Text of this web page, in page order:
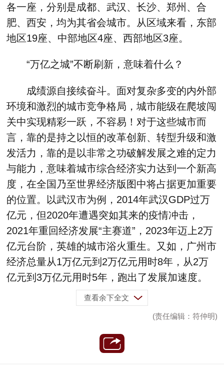
各一座，分别是成都、武汉、长沙、郑州、合
肥、西安，均为其省会城市。从区域来看，东部
地区19座、中部地区4座、西部地区3座。
“万亿之城”不断刷新，意味着什么？
成绩源自接续奋斗。面对复杂多变的内外部
环境和激烈的城市竞争格局，城市能级在爬坡闯
关中实现精彩一跃，不容易！对于这些城市而
言，靠的是持之以恒的改革创新、转型升级和激
发活力，靠的是以非常之功破解发展之难的定力
与能力，意味着城市综合经济实力达到一个新高
度，在全国乃至世界经济版图中将占据更加重要
的位置。以武汉市为例，2014年武汉GDP过万
亿元，但2020年遭遇突如其来的疫情冲击，
2021年重回经济发展“主赛道”，2023年迈上2万
亿元台阶，英雄的城市浴火重生。又如，广州市
经济总量从1万亿元到2万亿元用时8年，从2万
亿元到3万亿元用时5年，跑出了发展加速度。
查看余下全文
(责任编辑：符仲明)